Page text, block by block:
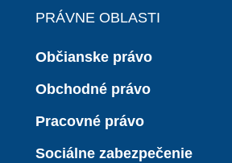
PRÁVNE OBLASTI
Občianske právo
Obchodné právo
Pracovné právo
Sociálne zabezpečenie